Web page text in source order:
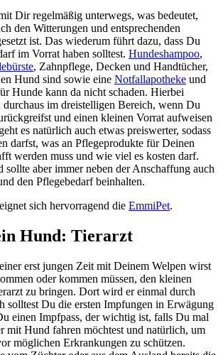
Dir regelmäßig unterwegs, was bedeutet,
den Witterungen und entsprechenden
ist. Das wiederum führt dazu, dass Du
im Vorrat haben solltest. Hundeshampoo,
, Zahnpflege, Decken und Handtücher,
Hund sind sowie eine Notfallapotheke und
Hunde kann da nicht schaden. Hierbei
im dreistelligen Bereich, wenn Du
und einen kleinen Vorrat aufweisen
es natürlich auch etwas preiswerter, sodass
darfst, was an Pflegeprodukte für Deinen
werden muss und wie viel es kosten darf.
sollte aber immer neben der Anschaffung auch
den Pflegebedarf beinhalten.
sich hervorragend die EmmiPet.
Hund: Tierarzt
erst jungen Zeit mit Deinem Welpen wirst
oder kommen müssen, den kleinen
zu bringen. Dort wird er einmal durch
solltest Du die ersten Impfungen in Erwägung
einen Impfpass, der wichtig ist, falls Du mal
mit Hund fahren möchtest und natürlich, um
möglichen Erkrankungen zu schützen.